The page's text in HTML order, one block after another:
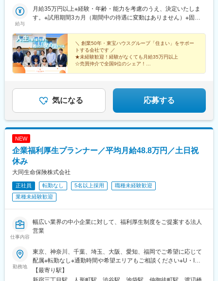
線)、吹田駅(阪急線)、岸和田駅、河内永和駅、西元町駅、加太駅
(和歌山県)、田尾寺駅、鳴門駅、篠山口駅、豊岡駅(兵庫県)、西宮
駅、三田駅(兵庫県)、和田山駅、畦野駅、京口駅、北条町駅、志染
条駅(奈良県)、近鉄下田駅、学園前駅(奈良県)、紀伊田辺駅、紀伊
勝浦駅、倉吉駅、浜田駅、安来駅、津山駅、倉敷駅、西片上駅、
庭瀬駅、瀬戸駅、備前西市駅、東山・おかでんミュージアム駅、
竹原駅、大竹駅、山麓駅(千光寺山)、三次駅、三原駅、府中駅(広
島県)、徳山駅、阿南駅、阿波池田駅、穴吹駅、吉成駅、宇和島
甘木駅(西鉄線)、奈多駅、西鉄柳川駅、羽犬塚駅、大牟田駅、唐津
駅、伊万里駅、五島町駅、霊丘公園体育館駅、本諫早駅、大学病
院駅、新大村駅、早岐駅、中佐世保駅、八代駅、三角駅、木葉
駅、玉名駅、人吉温泉駅、宮地駅、大分駅、佐伯駅、中津駅(大分
県)、日田駅、宇佐駅、別府駅(大分県)、鶴崎駅、延岡駅、西都城
島県)、志布志駅、枕崎駅、宮ケ浜駅、国分駅(鹿児島県)、出水
駅、壺川駅、新さっぽろ駅、松風町駅、湯の川駅、五所川原駅、
桐生駅、高田馬場駅、入谷駅(東京都)、牛田駅(東京都)、荒川一中
前駅、千歳船橋駅、立川北駅、青梅街道駅、布田駅、新高島駅、
江田駅(神奈川県)、新丸子駅、緑町駅、海老名駅(相模線)、西松本
駅、桜町駅(長野県)、電気ビル前駅、南富山駅、片原町駅(富山
駅、島ノ関駅、水口石橋駅、一乗寺駅、宇治駅(奈良線)、野田阪神
駅、和泉大宮駅、ＪＲ河内永和駅、みなと元町駅、さくら夙川
駅前駅、後免中町駅、東新木駅、甘木駅(甘木鉄道線)、長崎駅前
駅、島原船津駅、原爆資料館駅、佐世保中央駅、人吉駅、奥武山
公園駅、ひばりが丘駅(北海道)、千歳町駅(北海道)、函館アリーナ
前駅、あおば通駅、峰駅、上野駅、堀切駅、荒川二丁目駅、立川
5分・名城線「矢場町」駅下車 北改札口より6番出口 徒歩3分
【大阪支社】★オープニング募集大阪府吹田市広芝町4-1 江坂ミ
給与
月給35万円以上※経験・年齢・能力を考慮のうえ、決定いたしま
す。※試用期間3カ月（期間中の待遇に変動はありません）※固定
代は残業がない場合も支給し、超過分は別途支給する
＼ 創業50年・東宝ハウスグループ「住まい」をサポー
トする会社です ／
★未経験歓迎！経験がなくても月給35万円以上
☆売買仲介で全国9位のシェア！
気になる 応募する
NEW
企業福利厚生プランナー／平均月給48.8万円／土日祝
休み
大同生命保険株式会社
正社員 転勤なし 5名以上採用
職種未経験歓迎
業種未経験歓迎
仕事内容
幅広い業界の中小企業に対して、福利厚生制度をご提案する法人
営業
勤務地
東京、神奈川、千葉、埼玉、大阪、愛知、福岡でご希望に応じて
配属※転勤なし※通勤時間や希望エリアもご相談ください※U・Iタ
ーンも大歓迎【受動喫煙対策：あり／屋内全面禁煙】就業場所に
おける受動喫煙防止のための取り組みとして、本社・支社ともに
【最寄り駅】